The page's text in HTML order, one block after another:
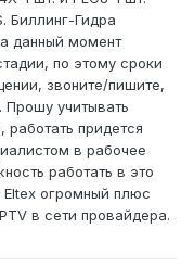
Биллинг-Гидра
данный момент
по этому сроки
звоните/пишите,
Прошу учитывать
придется
в рабочее
работать в это
Eltex огромный плюс
в сети провайдера.